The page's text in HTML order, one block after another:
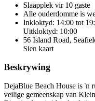
Slaapplek vir 10 gaste
Alle ouderdomme is
Inkloktyd: 14:00 tot
Uitkloktyd: 10:00
56 Island Road,
Sien kaart
Beskrywing
DejaBlue Beach House is 'n
veilige gemeenskap van